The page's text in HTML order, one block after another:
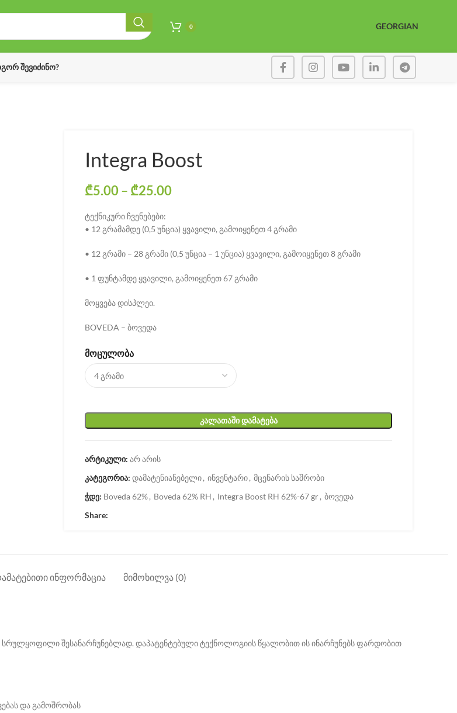
0 GEORGIAN
ᲨᲔᲕᲘᲫᲘᲜᲝ?
Integra Boost
₾5.00– ₾25.00
ტექნიკური ჩვენებები:
• 12 გრამამდე (0,5 უნცია) ყვავილი, გამოიყენეთ 4 გრამი
• 12 გრამი – 28 გრამი (0,5 უნცია – 1 უნცია) ყვავილი, გამოიყენეთ 8 გრამი
• 1 ფუნტამდე ყვავილი, გამოიყენეთ 67 გრამი
მოყვება დისპლეი.
BOVEDA – ბოვედა
ᲛᲝᲪᲣᲚᲝᲑᲐ
ᲙᲐᲚᲐᲗᲐᲨᲘ ᲓᲐᲛᲐᲢᲔᲑᲐ
არტიკული: არ არის
კატეგორია: დამატენიანებელი, ინვენტარი, მცენარის საშრობი
ჭდე: Boveda 62%, Boveda 62% RH , Integra Boost RH 62%-67 gr, ბოვედა
Share:
ᲘᲜᲤᲝᲠᲛᲐᲪᲘᲐ ᲛᲘᲛᲝᲮᲘᲚᲕᲐ (0)
სრულყოფილი შესანარჩუნებლად. დაპატენტებული ტექნოლოგიის წყალობით ის ინარჩუნებს ფარდობით
და გამოშრობას